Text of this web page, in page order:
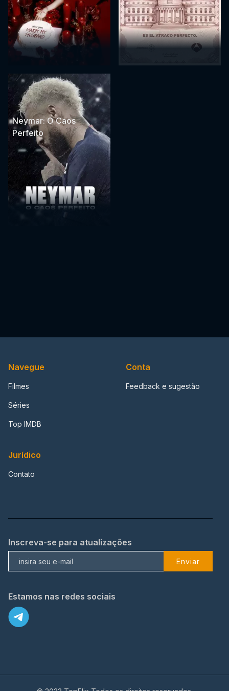
Neymar: O Caos
Perfeito
Navegue
Filmes
Séries
Top IMDB
Conta
Feedback e sugestão
Jurídico
Contato
Inscreva-se para atualizações
Enviar
Estamos nas redes sociais